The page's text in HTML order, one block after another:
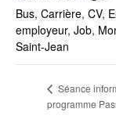
Bus, Carrière, CV,
employeur, Job,
Saint-Jean
Séance
programme